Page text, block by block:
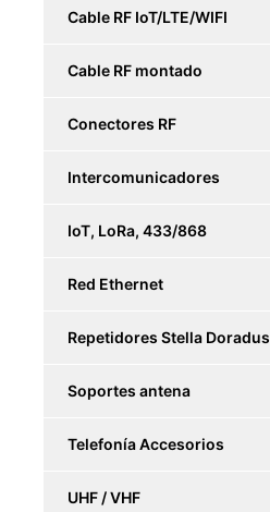
Cable RF IoT/LTE/WIFI
Cable RF montado
Conectores RF
Intercomunicadores
IoT, LoRa, 433/868
Red Ethernet
Repetidores Stella Doradus
Soportes antena
Telefonía Accesorios
UHF / VHF